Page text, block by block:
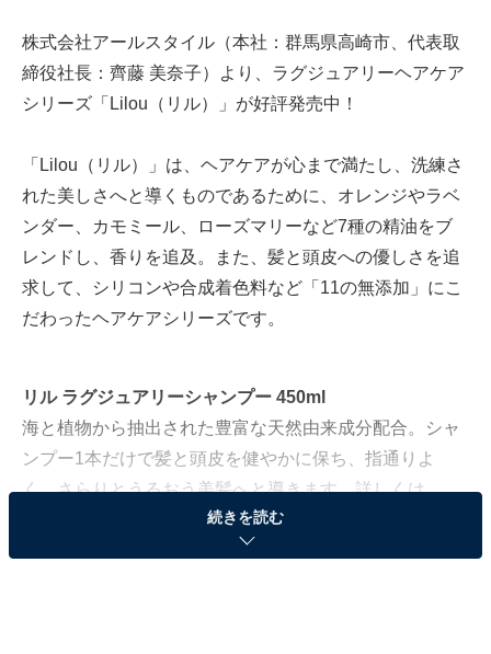
株式会社アールスタイル（本社：群馬県高崎市、代表取
締役社長：齊藤 美奈子）より、ラグジュアリーヘアケア
シリーズ「Lilou（リル）」が好評発売中！
「Lilou（リル）」は、ヘアケアが心まで満たし、洗練さ
れた美しさへと導くものであるために、オレンジやラベ
ンダー、カモミール、ローズマリーなど7種の精油をブ
レンドし、香りを追及。また、髪と頭皮への優しさを追
求して、シリコンや合成着色料など「11の無添加」にこ
だわったヘアケアシリーズです。
リル ラグジュアリーシャンプー 450ml
海と植物から抽出された豊富な天然由来成分配合。シャ
ンプー1本だけで髪と頭皮を健やかに保ち、指通りよ
く、さらりとうるおう美髪へと導きます。詳しくは
続きを読む